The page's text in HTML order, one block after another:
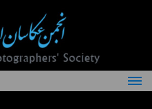
درباره انجمن